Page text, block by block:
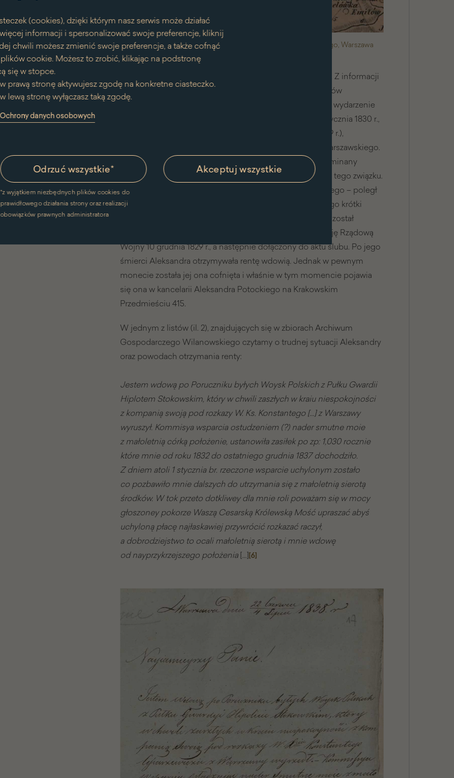
(cookies), dzięki którym nasz serwis może działać
informacji i spersonalizować swoje preferencje, kliknij
chwili możesz zmienić swoje preferencje, a także cofnąć
cookie. Możesz to zrobić, klikając na podstronę
się w stopce.
prawą stronę aktywujesz zgodę na konkretne ciasteczko.
lewą stronę wyłączasz taką zgodę.
danych osobowych
Odrzuć wszystkie*
*z wyjątkiem niezbędnych plików cookies do
prawidłowego działania strony oraz realizacji
obowiązków prawnych administratora
Akceptuj wszystkie
Il. 1. Bazewicz J., Atlas geograficzny ilustrowany Królestwa Polskiego, Warszawa
1807
Brakuje jednak bliższych danych dotyczących jej biografii. Z informacji
o rodzicach wiemy jedynie, że jej ojciec był leśniczym lasów
królewskich w tym właśnie rejonie. Pierwsze odnotowane wydarzenie
związane z życiem osobistym Aleksandry pochodzi z 4 stycznia 1830 r.,
kiedy poślubiła Hipolita Stokowskiego (ur. 11 stycznia 1799 r.),
porucznika 12. pułku piechoty wojsk polskich Księstwa Warszawskiego.
Warto odnotować, że do tej pory fakt ten nie był wspominany
w jego życiorysie. Być może wynikało to z krótkotrwałości tego związku.
Niestety, młody oficer – uczestnik Powstania Listopadowego – poległ
niedługo po ślubie, 10 kwietnia 1831 r. pod Iganiami.
Jego krótki
życiorys, dotyczący głównie przebiegu kariery wojskowej, został
dołączony do zezwolenia na ślub, wydanego przez Komisję Rządową
Wojny 10 grudnia 1829 r., a następnie dołączony do aktu ślubu. Po jego
śmierci Aleksandra otrzymywała rentę wdowią. Jednak w pewnym
monecie została jej ona cofnięta i właśnie w tym momencie pojawia
się ona w kancelarii Aleksandra Potockiego na Krakowskim
Przedmieściu 415.
W jednym z listów (il. 2), znajdujących się w zbiorach Archiwum
Gospodarczego Wilanowskiego czytamy o trudnej sytuacji Aleksandry
oraz powodach otrzymania renty:
Jestem wdową po Poruczniku byłych Woysk Polskich z Pułku Gwardii
Hiplotem Stokowskim, który w chwili zaszłych w kraiu niespokojności
z kompanią swoją pod rozkazy W. Ks. Konstantego […] z Warszawy
wyruszył. Kommisya wsparcia ostudzeniem (?) nader smutne moie
z małoletnią córką położenie, ustanowiła zasiłek po zp: 1,030 rocznie
które mnie od roku 1832 do ostatniego grudnia 1837 dochodziło.
Z dniem atoli 1 stycznia br. rzeczone wsparcie uchylonym zostało
co pozbawiło mnie dalszych do utrzymania się z małoletnią sierotą
środków. W tok przeto dotkliwey dla mnie roli poważam się w mocy
głoszoney pokorze Waszą Cesarską Królewską Mość upraszać abyś
uchyloną płacę najłaskawiej przywrócić rozkazać raczył,
a dobrodziejstwo to ocali małoletnią sierotą i mnie wdowę
od nayprzykrzejszego położenia[…][6]